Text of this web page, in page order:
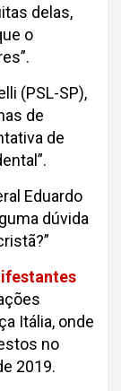
delas,
o
(PSL-SP),
de
de
Eduardo
dúvida
Itália, onde
no
2019.